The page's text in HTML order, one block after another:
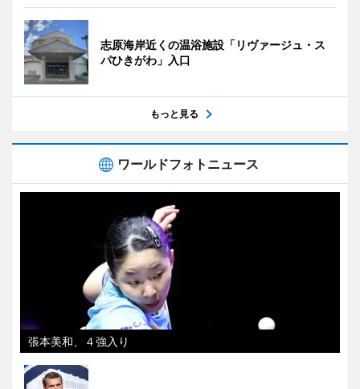
志原海岸近くの温浴施設「リヴァージュ・ス
パひきがわ」入口
もっと見る
ワールドフォトニュース
張本美和、４強入り